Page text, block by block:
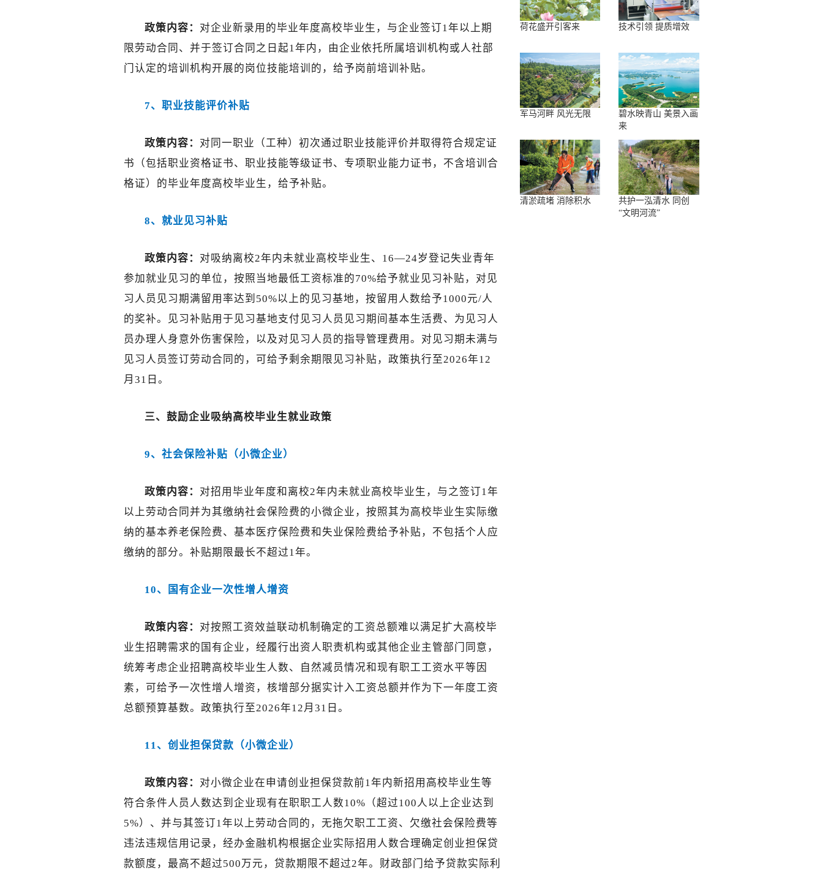
政策内容： 对企业新录用的毕业年度高校毕业生，与企业签订1年以上期
限劳动合同、并于签订合同之日起1年内，由企业依托所属培训机构或人社部
门认定的培训机构开展的岗位技能培训的，给予岗前培训补贴。
7、职业技能评价补贴
政策内容： 对同一职业（工种）初次通过职业技能评价并取得符合规定证
书（包括职业资格证书、职业技能等级证书、专项职业能力证书，不含培训合
格证）的毕业年度高校毕业生，给予补贴。
8、就业见习补贴
政策内容： 对吸纳离校2年内未就业高校毕业生、16—24岁登记失业青年
参加就业见习的单位，按照当地最低工资标准的70%给予就业见习补贴，对见
习人员见习期满留用率达到50%以上的见习基地，按留用人数给予1000元/人
的奖补。见习补贴用于见习基地支付见习人员见习期间基本生活费、为见习人
员办理人身意外伤害保险，以及对见习人员的指导管理费用。对见习期未满与
见习人员签订劳动合同的，可给予剩余期限见习补贴，政策执行至2026年12
月31日。
三、 鼓励企业吸纳高校毕业生就业政策
9、社会保险补贴（小微企业）
政策内容： 对招用毕业年度和离校2年内未就业高校毕业生，与之签订1年
以上劳动合同并为其缴纳社会保险费的小微企业，按照其为高校毕业生实际缴
纳的基本养老保险费、基本医疗保险费和失业保险费给予补贴，不包括个人应
缴纳的部分。补贴期限最长不超过1年。
10、国有企业一次性增人增资
政策内容： 对按照工资效益联动机制确定的工资总额难以满足扩大高校毕
业生招聘需求的国有企业，经履行出资人职责机构或其他企业主管部门同意，
统筹考虑企业招聘高校毕业生人数、自然减员情况和现有职工工资水平等因
素，可给予一次性增人增资，核增部分据实计入工资总额并作为下一年度工资
总额预算基数。政策执行至2026年12月31日。
11、创业担保贷款（小微企业）
政策内容： 对小微企业在申请创业担保贷款前1年内新招用高校毕业生等
符合条件人员人数达到企业现有在职职工人数10%（超过100人以上企业达到
5%）、并与其签订1年以上劳动合同的，无拖欠职工工资、欠缴社会保险费等
违法违规信用记录，经办金融机构根据企业实际招用人数合理确定创业担保贷
款额度，最高不超过500万元，贷款期限不超过2年。财政部门给予贷款实际利
荷花盛开引客来 技术引领 提质增效
军马河畔 风光无限
碧水映青山 美景入画
来
清淤疏堵 消除积水
共护一泓清水 同创
“文明河流”